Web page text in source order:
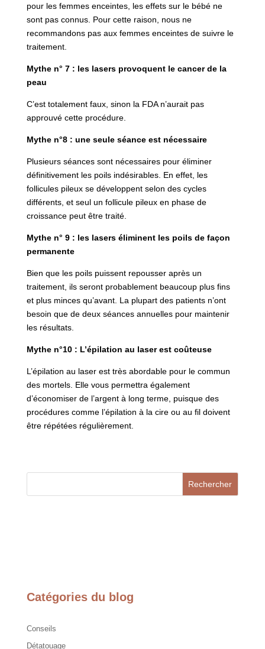
pour les femmes enceintes, les effets sur le bébé ne
sont pas connus. Pour cette raison, nous ne
recommandons pas aux femmes enceintes de suivre le
traitement.
Mythe n° 7 : les lasers provoquent le cancer de la
peau
C’est totalement faux, sinon la FDA n’aurait pas
approuvé cette procédure.
Mythe n°8 : une seule séance est nécessaire
Plusieurs séances sont nécessaires pour éliminer
définitivement les poils indésirables. En effet, les
follicules pileux se développent selon des cycles
différents, et seul un follicule pileux en phase de
croissance peut être traité.
Mythe n° 9 : les lasers éliminent les poils de façon
permanente
Bien que les poils puissent repousser après un
traitement, ils seront probablement beaucoup plus fins
et plus minces qu’avant. La plupart des patients n’ont
besoin que de deux séances annuelles pour maintenir
les résultats.
Mythe n°10 : L’épilation au laser est coûteuse
L’épilation au laser est très abordable pour le commun
des mortels. Elle vous permettra également
d’économiser de l’argent à long terme, puisque des
procédures comme l’épilation à la cire ou au fil doivent
être répétées régulièrement.
Rechercher
Catégories du blog
Conseils
Détatouage